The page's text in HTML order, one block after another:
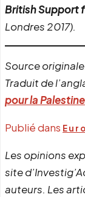
British Support
Londres 2017).
Source
Traduit de
pour la Palestine
Publié dans
Les opinions
site
auteurs. Les